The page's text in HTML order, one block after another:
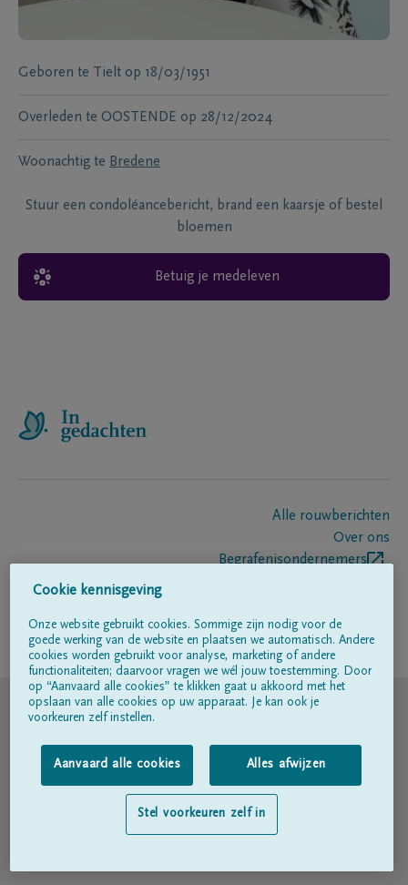
Geboren te Tielt op 18/03/1951
Overleden te OOSTENDE op 28/12/2024
Woonachtig te Bredene
Stuur een condoléancebericht, brand een kaarsje of bestel
bloemen
Betuig je medeleven
Alle rouwberichten
Over ons
Begrafenisondernemers
Volg ons op
© DELA
Gebruiksvoorwaarden
Privacyverklaring
Toegankelijkheidsverklaring
Cookie kennisgeving
Onze website gebruikt cookies. Sommige zijn nodig voor de
goede werking van de website en plaatsen we automatisch. Andere
cookies worden gebruikt voor analyse, marketing of andere
functionaliteiten; daarvoor vragen we wél jouw toestemming. Door
op “Aanvaard alle cookies” te klikken gaat u akkoord met het
opslaan van alle cookies op uw apparaat. Je kan ook je
voorkeuren zelf instellen.
Aanvaard alle cookies Alles afwijzen
Stel voorkeuren zelf in